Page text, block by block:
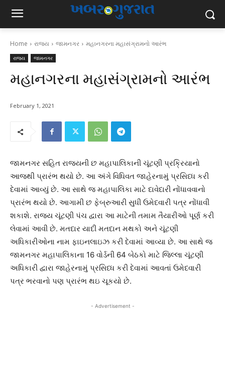
Home રાજ્ય જામનગર મહાનગરના મહાસંગ્રામનો આરંભ
રાજ્ય જામનગર
મહાનગરના મહાસંગ્રામનો આરંભ
February 1, 2021
જામનગર સહિત રાજયની છ મહાપાલિકાની ચૂંટણી પ્રક્રિયાનો
આજથી પ્રારંભ થયો છે. આ અંગે વિધિવત જાહેરનામું પ્રસિધ્ધ કરી
દેવામાં આવ્યું છે. આ સાથે જ મહાપાલિકા માટે દાવેદારી નોંધાવવાનો
પ્રારંભ થયો છે. આગામી છ ફેબ્રુઆરી સુધી ઉમેદવારી પત્ર નોંધાવી
શકાશે. રાજય ચૂંટણી પંચ દ્વારા આ માટેની તમામ તૈયારીઓ પૂર્ણ કરી
લેવામાં આવી છે. મતદાર યાદી મતદાન મથકો અને ચૂંટણી
અધિકારીઓના નામ ફાઇનલાઇઝ કરી દેવામાં આવ્યા છે. આ સાથે જ
જામનગર મહાપાલિકાના 16 વોર્ડની 64 બેઠકો માટે જિલ્લા ચૂંટણી
અધિકારી દ્વારા જાહેરનામું પ્રસિધ્ધ કરી દેવામાં આવતાં ઉમેદવારી
પત્ર ભરવાનો પણ પ્રારંભ થઇ ચૂકયો છે.
- Advertisement -